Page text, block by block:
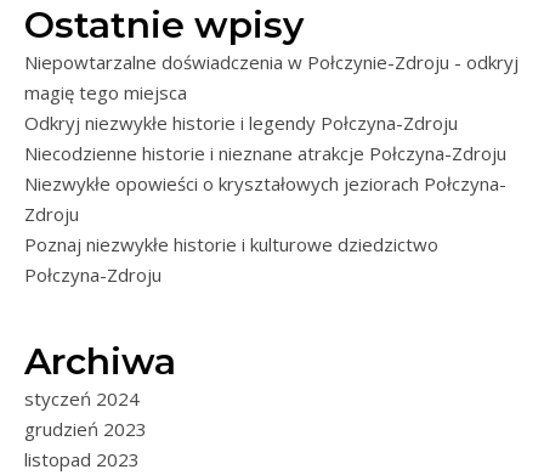
Ostatnie wpisy
Niepowtarzalne doświadczenia w Połczynie-Zdroju - odkryj
magię tego miejsca
Odkryj niezwykłe historie i legendy Połczyna-Zdroju
Niecodzienne historie i nieznane atrakcje Połczyna-Zdroju
Niezwykłe opowieści o kryształowych jeziorach Połczyna-
Zdroju
Poznaj niezwykłe historie i kulturowe dziedzictwo
Połczyna-Zdroju
Archiwa
styczeń 2024
grudzień 2023
listopad 2023